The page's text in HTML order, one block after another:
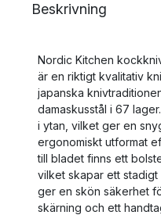
Beskrivning
Nordic Kitchen
är en riktigt kvalitativ
japanska
damaskusstål i 67
i ytan, vilket ger en
ergonomiskt utformat
till bladet finns ett
vilket skapar ett
ger en skön säkerhet
skärning och ett